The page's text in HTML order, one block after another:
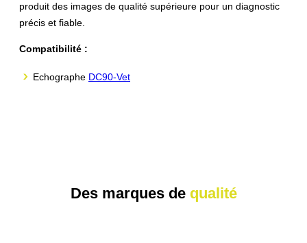
produit des images de qualité supérieure pour un diagnostic
précis et fiable.
Compatibilité :
Echographe DC90-Vet
Des marques de qualité